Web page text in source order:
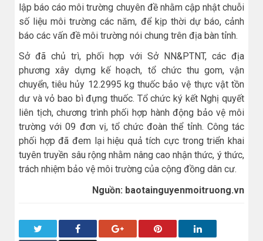
lập báo cáo môi trường chuyên đề nhằm cập nhật chuỗi
số liệu môi trường các năm, để kịp thời dự báo, cảnh
báo các vấn đề môi trường nói chung trên địa bàn tỉnh.
Sở đã chủ trì, phối hợp với Sở NN&PTNT, các địa
phương xây dựng kế hoạch, tổ chức thu gom, vận
chuyển, tiêu hủy 12.2995 kg thuốc bảo vệ thực vật tồn
dư và vỏ bao bì đựng thuốc. Tổ chức ký kết Nghị quyết
liên tịch, chương trình phối hợp hành động bảo vệ môi
trường với 09 đơn vị, tổ chức đoàn thể tỉnh. Công tác
phối hợp đã đem lại hiệu quả tích cực trong triển khai
tuyên truyền sâu rộng nhằm nâng cao nhận thức, ý thức,
trách nhiệm bảo vệ môi trường của cộng đồng dân cư.
Nguồn: baotainguyenmoitruong.vn
Facebook Google+ Pinterest LinkedIn